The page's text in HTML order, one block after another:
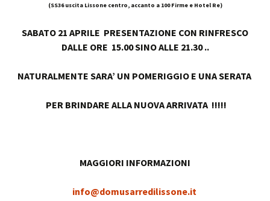
(SS36 uscita Lissone centro, accanto a 100 Firme e Hotel Re)
SABATO 21 APRILE PRESENTAZIONE CON RINFRESCO
DALLE ORE 15.00SINO ALLE 21.30 ..
NATURALMENTE SARA’ UN POMERIGGIO E UNA SERATA
PER BRINDARE ALLA NUOVA ARRIVATA !!!!!
MAGGIORI INFORMAZIONI
info@domusarredilissone.it